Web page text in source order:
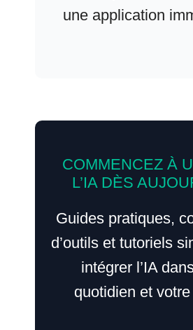
une application
COMMENCEZ À
L’IA DÈS
Guides pratiques,
d’outils et tutoriels
intégrer l’IA
quotidien et